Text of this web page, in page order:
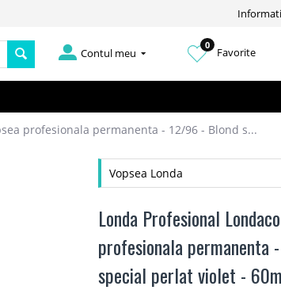
Contul meu
0
Favorite
profesionala permanenta - 12/96 - Blond s...
Vopsea Londa
Londa Profesional
profesionala permanenta
special perlat violet -